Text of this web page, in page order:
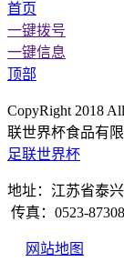
首页
一键拨号
一键信息
顶部
CopyRight 2018
联世界杯食品
足联世界杯
地址：江苏省泰
传真：0523-
网站地图